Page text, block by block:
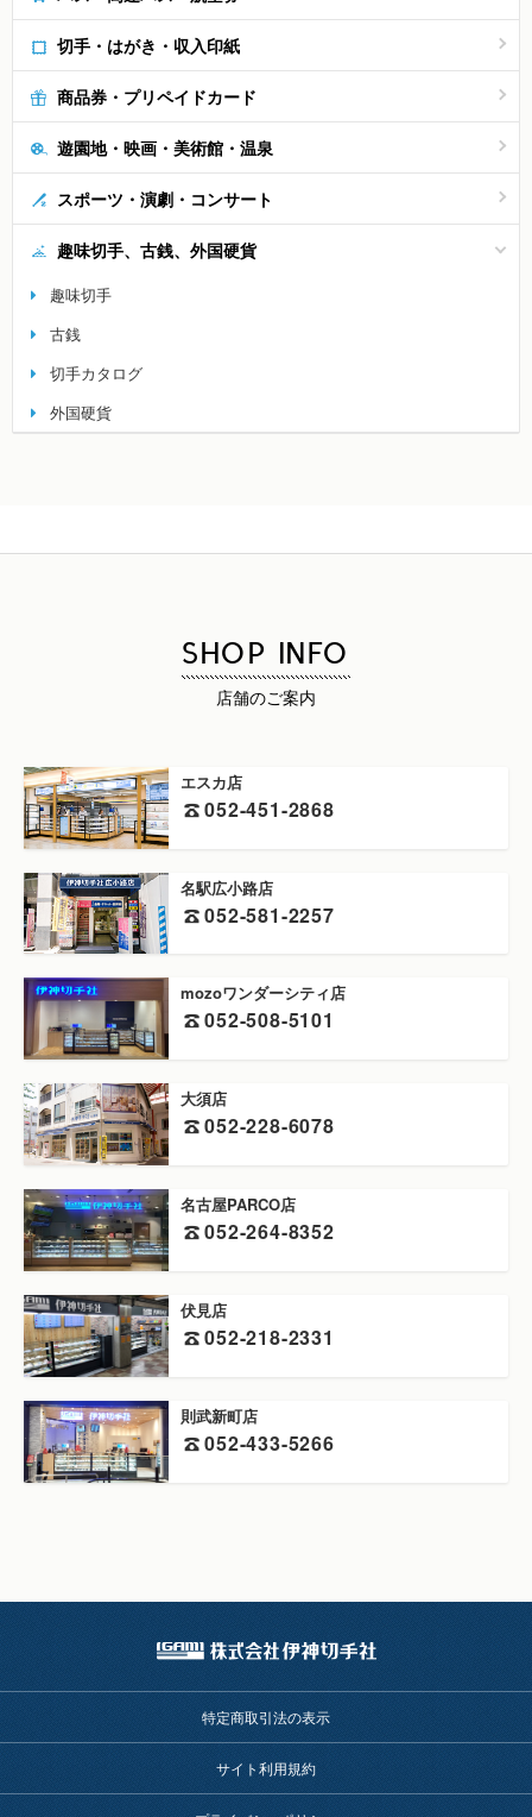
切手・はがき・収入印紙
商品券・プリペイドカード
遊園地・映画・美術館・温泉
スポーツ・演劇・コンサート
趣味切手、古銭、外国硬貨
趣味切手
古銭
切手カタログ
外国硬貨
SHOP INFO
店舗のご案内
エスカ店
052-451-2868
名駅広小路店
052-581-2257
mozoワンダーシティ店
052-508-5101
大須店
052-228-6078
名古屋PARCO店
052-264-8352
伏見店
052-218-2331
則武新町店
052-433-5266
特定商取引法の表示
サイト利用規約